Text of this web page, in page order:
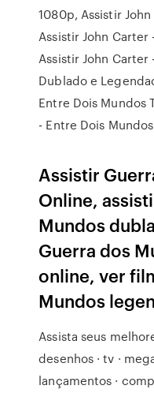
1080p, Assistir
Assistir John Carter
Assistir John Carter
Dublado e
Entre Dois Mundos
- Entre Dois
Assistir
Online,
Mundos
Guerra dos
online, ver
Mundos
Assista seus
desenhos · tv ·
lançamentos ·